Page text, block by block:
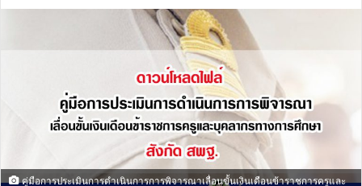
คู่มือการประเมินการดำเนินการการพิจารณาเลื่อนขั้นเงินเดือนข้าราชการครูและ